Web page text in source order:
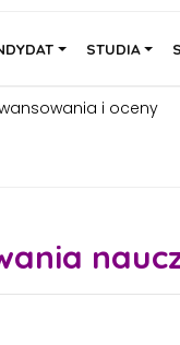
STUDIA
i oceny